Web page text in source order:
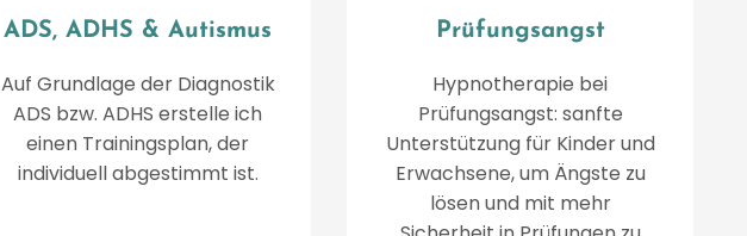
ADS, ADHS & Autismus
Auf Grundlage der Diagnostik
ADS bzw. ADHS erstelle ich
einen Trainingsplan, der
individuell abgestimmt ist.
Prüfungsangst
Hypnotherapie bei
Prüfungsangst: sanfte
Unterstützung für Kinder und
Erwachsene, um Ängste zu
lösen und mit mehr